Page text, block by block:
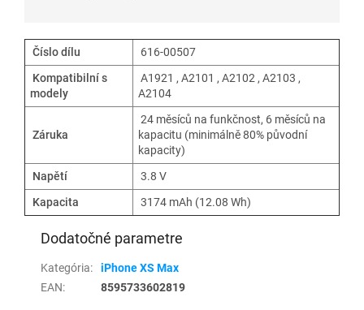
Číslo dílu
616-00507
Kompatibilní s
modely
A1921 , A2101 , A2102 , A2103 ,
A2104
Záruka
24 měsíců na funkčnost, 6 měsíců na
kapacitu (minimálně 80% původní
kapacity)
Napětí
3.8 V
Kapacita
3174 mAh (12.08 Wh)
Dodatočné parametre
Kategória:
iPhone XS Max
EAN: 8595733602819